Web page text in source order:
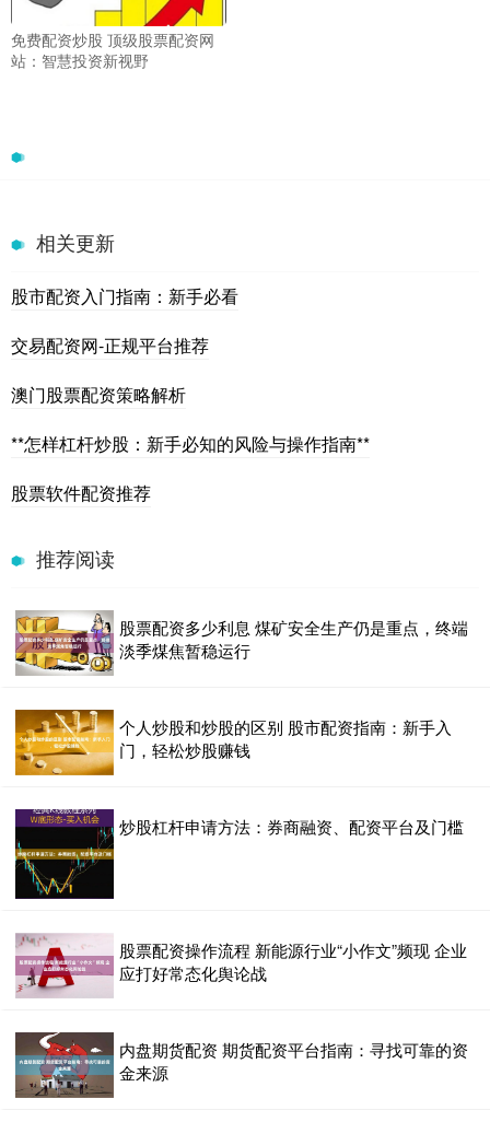
免费配资炒股 顶级股票配资网
站：智慧投资新视野
相关更新
股市配资入门指南：新手必看
交易配资网-正规平台推荐
澳门股票配资策略解析
**怎样杠杆炒股：新手必知的风险与操作指南**
股票软件配资推荐
推荐阅读
股票配资多少利息 煤矿安全生产仍是重点，终端
淡季煤焦暂稳运行
个人炒股和炒股的区别 股市配资指南：新手入
门，轻松炒股赚钱
炒股杠杆申请方法：券商融资、配资平台及门槛
股票配资操作流程 新能源行业“小作文”频现 企业
应打好常态化舆论战
内盘期货配资 期货配资平台指南：寻找可靠的资
金来源